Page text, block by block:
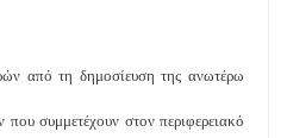
από τη δημοσίευση της ανωτέρω
συμμετέχουν στον περιφερειακό